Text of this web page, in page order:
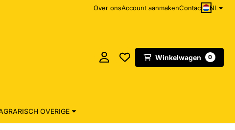
Over onsAccount aanmakenContact NL
Winkelwagen 0
OVERIGE